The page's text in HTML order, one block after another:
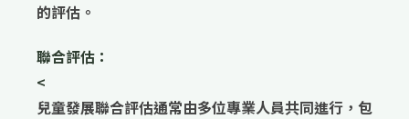
的評估。
聯合評估：
<
兒童發展聯合評估通常由多位專業人員共同進行，包